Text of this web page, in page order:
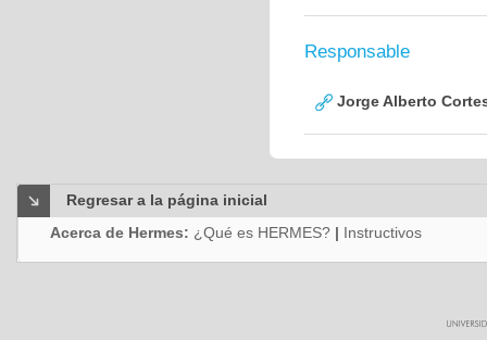
Responsable
Jorge Alberto
Regresar a la página inicial
Acerca de Hermes: ¿Qué es HERMES? | Instructivos